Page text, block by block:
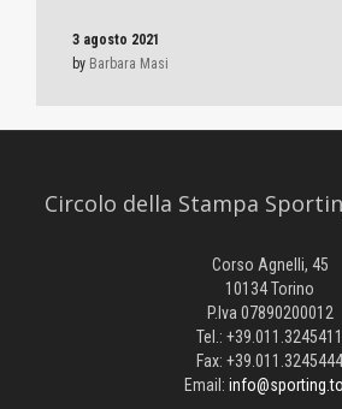
3 agosto 2021
by Barbara Masi
Circolo della Stampa
Corso Agnelli, 45
10134 Torino
P.Iva 07890200012
Tel.: +39.011.3245411
Fax: +39.011.3245444
Email: